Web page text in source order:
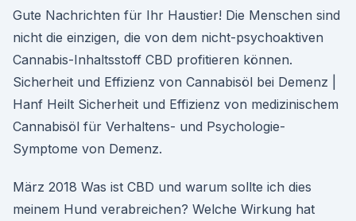
Gute Nachrichten für Ihr Haustier! Die Menschen sind
nicht die einzigen, die von dem nicht-psychoaktiven
Cannabis-Inhaltsstoff CBD profitieren können.
Sicherheit und Effizienz von Cannabisöl bei Demenz |
Hanf Heilt Sicherheit und Effizienz von medizinischem
Cannabisöl für Verhaltens- und Psychologie-
Symptome von Demenz.
März 2018 Was ist CBD und warum sollte ich dies
meinem Hund verabreichen? Welche Wirkung hat